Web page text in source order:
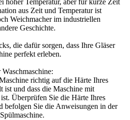
hoher Temperatur, aber für kurze Zeit
aus Zeit und Temperatur ist
Weichmacher im industriellen
Geschichte.
die dafür sorgen, dass Ihre Gläser
perfekt erleben.
richtig auf die Härte Ihres
ist und dass die Maschine mit
Überprüfen Sie die Härte Ihres
befolgen Sie die Anweisungen in der